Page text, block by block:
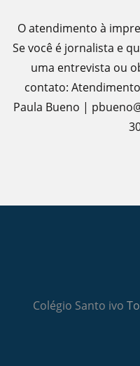
O atendimento à
Se você é jornalista e
uma entrevista ou
contato:
Paula Bueno |
Colégio Santo ivo